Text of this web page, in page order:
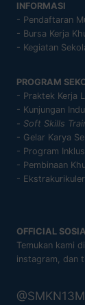
INFORMASI
- Pendaftaran
- Bursa Kerja
- Kegiatan
PROGRAM
- Praktek Kerja
- Kunjungan
- Soft Skills
- Gelar Karya
- Program
- Pembinaan
- Ekstrakurikuler
OFFICIAL
Temukan kami di
instagram, dan